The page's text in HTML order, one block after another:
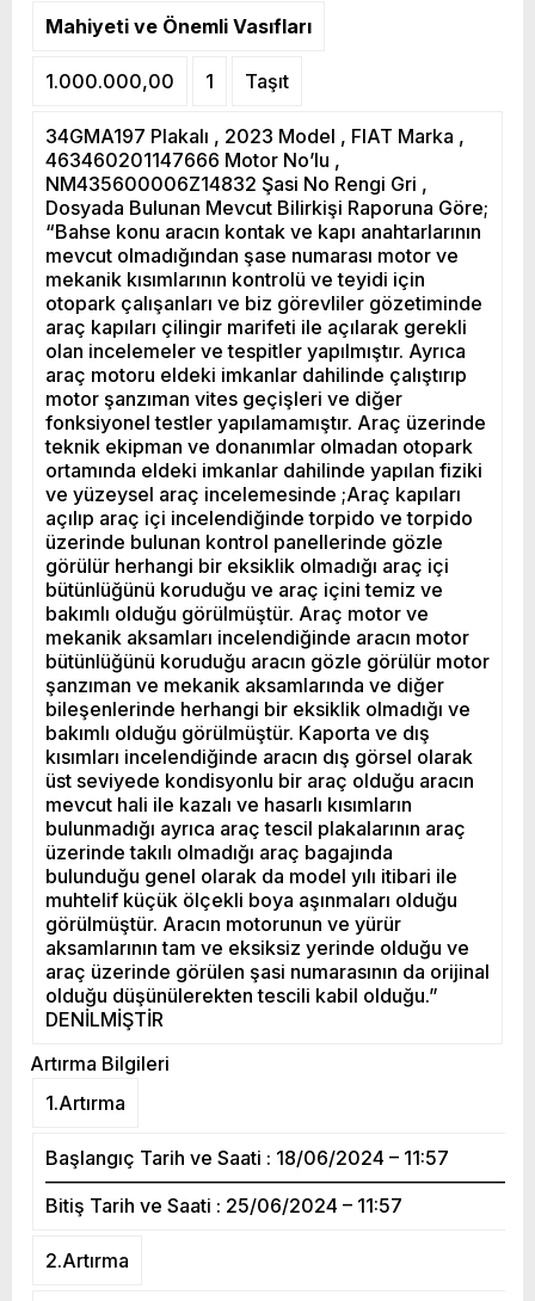
Mahiyeti ve Önemli Vasıfları
1.000.000,00 1 Taşıt
34GMA197 Plakalı , 2023 Model , FIAT Marka ,
463460201147666 Motor No’lu ,
NM435600006Z14832 Şasi No Rengi Gri ,
Dosyada Bulunan Mevcut Bilirkişi Raporuna Göre;
“Bahse konu aracın kontak ve kapı anahtarlarının
mevcut olmadığından şase numarası motor ve
mekanik kısımlarının kontrolü ve teyidi için
otopark çalışanları ve biz görevliler gözetiminde
araç kapıları çilingir marifeti ile açılarak gerekli
olan incelemeler ve tespitler yapılmıştır. Ayrıca
araç motoru eldeki imkanlar dahilinde çalıştırıp
motor şanzıman vites geçişleri ve diğer
fonksiyonel testler yapılamamıştır. Araç üzerinde
teknik ekipman ve donanımlar olmadan otopark
ortamında eldeki imkanlar dahilinde yapılan fiziki
ve yüzeysel araç incelemesinde ;Araç kapıları
açılıp araç içi incelendiğinde torpido ve torpido
üzerinde bulunan kontrol panellerinde gözle
görülür herhangi bir eksiklik olmadığı araç içi
bütünlüğünü koruduğu ve araç içini temiz ve
bakımlı olduğu görülmüştür. Araç motor ve
mekanik aksamları incelendiğinde aracın motor
bütünlüğünü koruduğu aracın gözle görülür motor
şanzıman ve mekanik aksamlarında ve diğer
bileşenlerinde herhangi bir eksiklik olmadığı ve
bakımlı olduğu görülmüştür. Kaporta ve dış
kısımları incelendiğinde aracın dış görsel olarak
üst seviyede kondisyonlu bir araç olduğu aracın
mevcut hali ile kazalı ve hasarlı kısımların
bulunmadığı ayrıca araç tescil plakalarının araç
üzerinde takılı olmadığı araç bagajında
bulunduğu genel olarak da model yılı itibari ile
muhtelif küçük ölçekli boya aşınmaları olduğu
görülmüştür. Aracın motorunun ve yürür
aksamlarının tam ve eksiksiz yerinde olduğu ve
araç üzerinde görülen şasi numarasının da orijinal
olduğu düşünülerekten tescili kabil olduğu.”
DENİLMİŞTİR
Artırma Bilgileri
1.Artırma
Başlangıç Tarih ve Saati : 18/06/2024 – 11:57
Bitiş Tarih ve Saati : 25/06/2024 – 11:57
2.Artırma